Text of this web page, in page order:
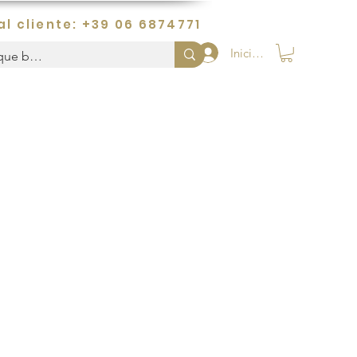
cliente: +39 06 6874771
Iniciar sesión